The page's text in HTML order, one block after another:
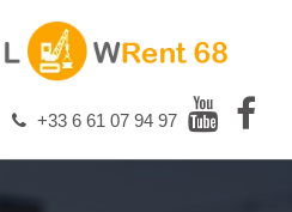
to
content
+33 6 61 07 94 97